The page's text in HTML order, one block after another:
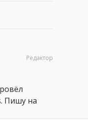
Редактор
Пишу на